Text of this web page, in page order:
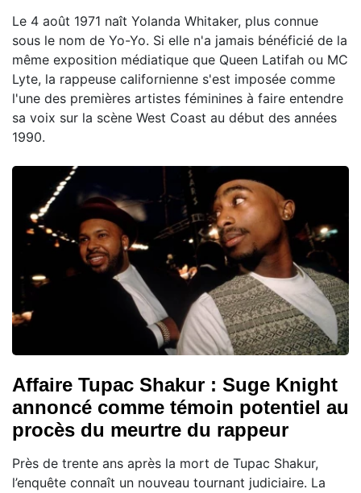
Le 4 août 1971 naît Yolanda Whitaker, plus connue
sous le nom de Yo-Yo. Si elle n'a jamais bénéficié de la
même exposition médiatique que Queen Latifah ou MC
Lyte, la rappeuse californienne s'est imposée comme
l'une des premières artistes féminines à faire entendre
sa voix sur la scène West Coast au début des années
1990.
Affaire Tupac Shakur : Suge Knight
annoncé comme témoin potentiel au
procès du meurtre du rappeur
Près de trente ans après la mort de Tupac Shakur,
l’enquête connaît un nouveau tournant judiciaire. La